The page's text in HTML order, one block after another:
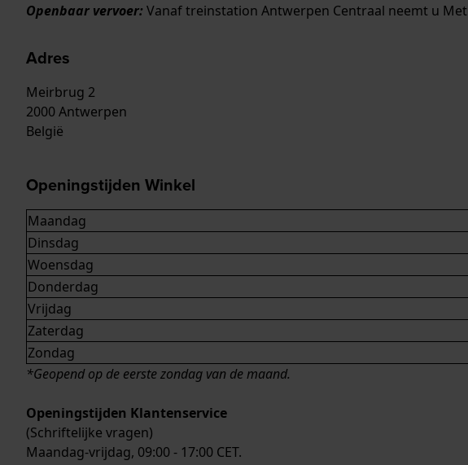
Openbaar vervoer: Vanaf treinstation Antwerpen Centraal neemt u
Adres
Meirbrug 2
2000 Antwerpen
België
Openingstijden Winkel
Maandag
Dinsdag
Woensdag
Donderdag
Vrijdag
Zaterdag
Zondag
*Geopend op de eerste zondag van de maand.
Openingstijden Klantenservice
(Schriftelijke vragen)
Maandag-vrijdag, 09:00 - 17:00 CET.